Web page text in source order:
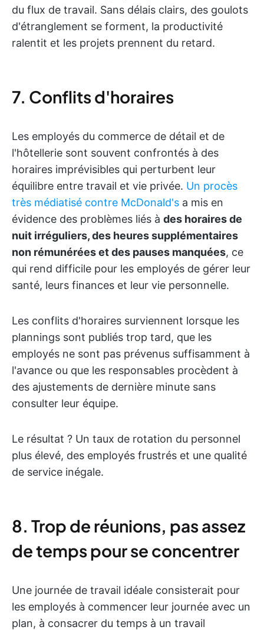
du flux de travail. Sans délais clairs, des goulots
d'étranglement se forment, la productivité
ralentit et les projets prennent du retard.
7. Conflits d'horaires
Les employés du commerce de détail et de
l'hôtellerie sont souvent confrontés à des
horaires imprévisibles qui perturbent leur
équilibre entre travail et vie privée. Un procès
très médiatisé contre McDonald's a mis en
évidence des problèmes liés à des horaires de
nuit irréguliers, des heures supplémentaires
non rémunérées et des pauses manquées, ce
qui rend difficile pour les employés de gérer leur
santé, leurs finances et leur vie personnelle.
Les conflits d'horaires surviennent lorsque les
plannings sont publiés trop tard, que les
employés ne sont pas prévenus suffisamment à
l'avance ou que les responsables procèdent à
des ajustements de dernière minute sans
consulter leur équipe.
Le résultat ? Un taux de rotation du personnel
plus élevé, des employés frustrés et une qualité
de service inégale.
8. Trop de réunions, pas assez
de temps pour se concentrer
Une journée de travail idéale consisterait pour
les employés à commencer leur journée avec un
plan, à consacrer du temps à un travail